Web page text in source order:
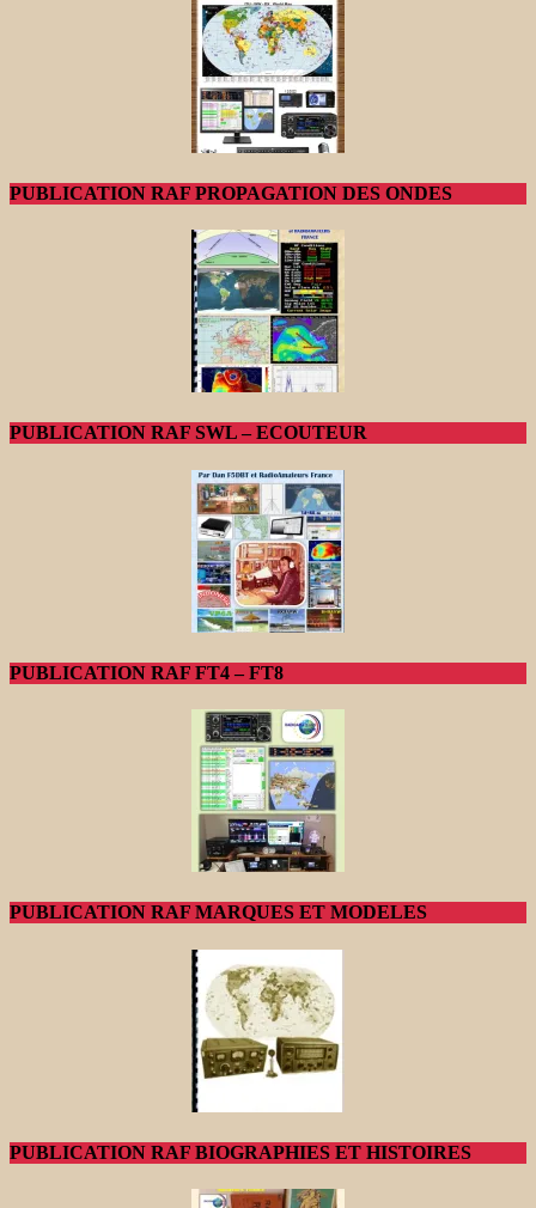
PUBLICATION RAF PROPAGATION DES ONDES
PUBLICATION RAF SWL – ECOUTEUR
PUBLICATION RAF FT4 – FT8
PUBLICATION RAF MARQUES ET MODELES
PUBLICATION RAF BIOGRAPHIES ET HISTOIRES